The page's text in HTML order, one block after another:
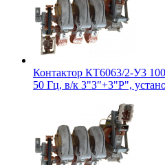
Контактор КТ6063/2-У3
50 Гц, в/к 3"З"+3"Р",